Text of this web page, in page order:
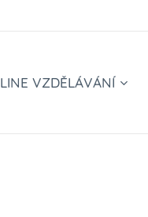
VZDĚLÁVÁNÍ